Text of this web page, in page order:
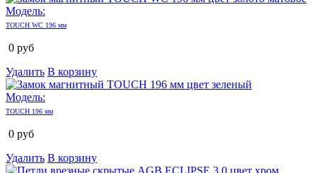
Модель:
TOUCH WC 196 мм
0 руб
Удалить В корзину
Модель:
TOUCH 196 мм
0 руб
Удалить В корзину